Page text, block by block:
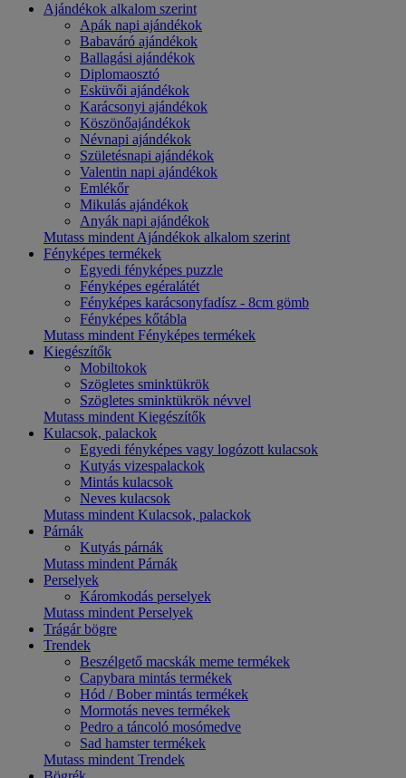
Ajándékok alkalom szerint
Apák napi ajándékok
Babaváró ajándékok
Ballagási ajándékok
Diplomaosztó
Esküvői ajándékok
Karácsonyi ajándékok
Köszönőajándékok
Névnapi ajándékok
Születésnapi ajándékok
Valentin napi ajándékok
Emlékőr
Mikulás ajándékok
Anyák napi ajándékok
Mutass mindent Ajándékok alkalom szerint
Fényképes termékek
Egyedi fényképes puzzle
Fényképes egéralátét
Fényképes karácsonyfadísz - 8cm gömb
Fényképes kőtábla
Mutass mindent Fényképes termékek
Kiegészítők
Mobiltokok
Szögletes sminktükrök
Szögletes sminktükrök névvel
Mutass mindent Kiegészítők
Kulacsok, palackok
Egyedi fényképes vagy logózott kulacsok
Kutyás vizespalackok
Mintás kulacsok
Neves kulacsok
Mutass mindent Kulacsok, palackok
Párnák
Kutyás párnák
Mutass mindent Párnák
Perselyek
Káromkodás perselyek
Mutass mindent Perselyek
Trágár bögre
Trendek
Beszélgető macskák meme termékek
Capybara mintás termékek
Hód / Bober mintás termékek
Mormotás neves termékek
Pedro a táncoló mosómedve
Sad hamster termékek
Mutass mindent Trendek